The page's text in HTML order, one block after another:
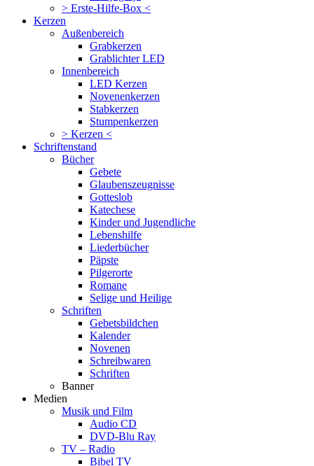
> Erste-Hilfe-Box <
Kerzen
Außenbereich
Grabkerzen
Grablichter LED
Innenbereich
LED Kerzen
Novenenkerzen
Stabkerzen
Stumpenkerzen
> Kerzen <
Schriftenstand
Bücher
Gebete
Glaubenszeugnisse
Gotteslob
Katechese
Kinder und Jugendliche
Lebenshilfe
Liederbücher
Päpste
Pilgerorte
Romane
Selige und Heilige
Schriften
Gebetsbildchen
Kalender
Novenen
Schreibwaren
Schriften
Banner
Medien
Musik und Film
Audio CD
DVD-Blu Ray
TV – Radio
Bibel TV